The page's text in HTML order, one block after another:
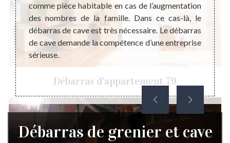
Débarras d'appartement 79
du
la
pour
pour
comme pièce habitable en cas de l’augmentation
des nombres de la famille. Dans ce cas-là, le
débarras de cave est très nécessaire. Le débarras
de cave demande la compétence d’une entreprise
sérieuse.
Débarras de grenier et cave